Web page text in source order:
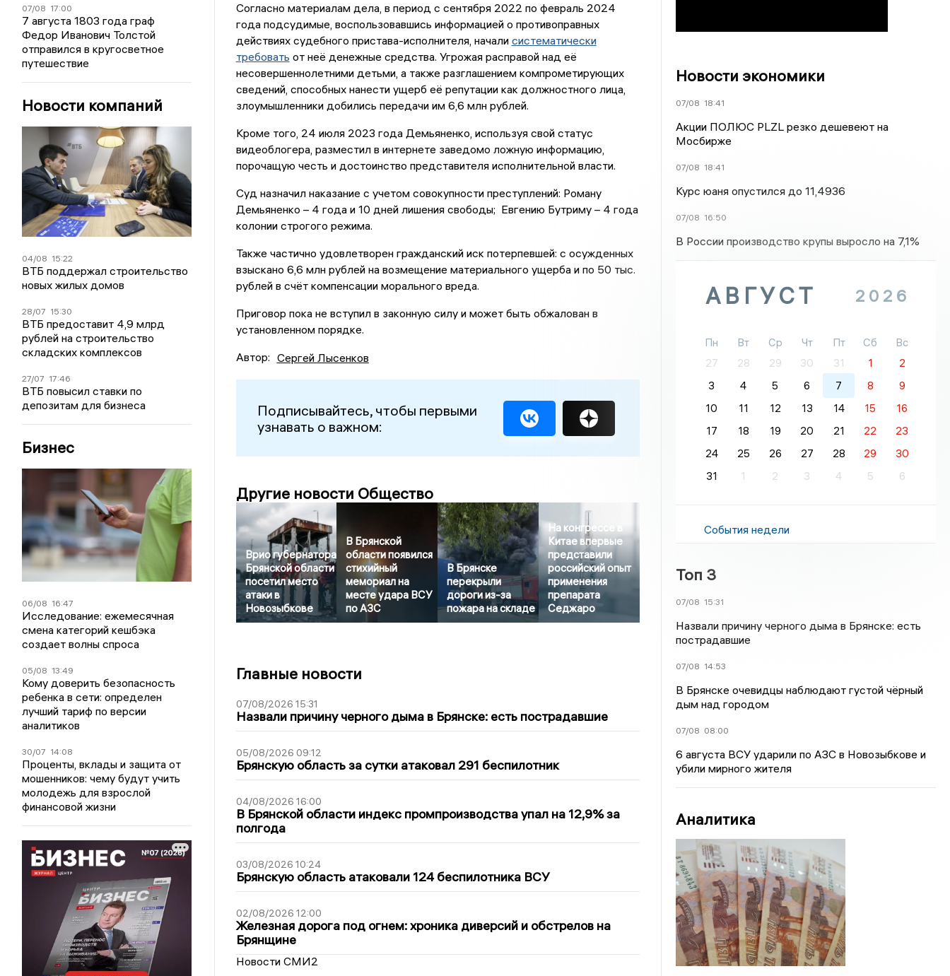
07/08 17:00
7 августа 1803 года граф
Федор Иванович Толстой
отправился в кругосветное
путешествие
Новости компаний
04/08 15:22
ВТБ поддержал строительство
новых жилых домов
28/07 15:30
ВТБ предоставит 4,9 млрд
рублей на строительство
складских комплексов
27/07 17:46
ВТБ повысил ставки по
депозитам для бизнеса
Бизнес
06/08 16:47
Исследование: ежемесячная
смена категорий кешбэка
создает волны спроса
05/08 13:49
Кому доверить безопасность
ребенка в сети: определен
лучший тариф по версии
аналитиков
30/07 14:08
Проценты, вклады и защита от
мошенников: чему будут учить
молодежь для взрослой
финансовой жизни
Согласно материалам дела, в период с сентября 2022 по февраль 2024
года подсудимые, воспользовавшись информацией о противоправных
действиях судебного пристава-исполнителя, начали систематически
требовать от неё денежные средства. Угрожая расправой над её
несовершеннолетними детьми, а также разглашением компрометирующих
сведений, способных нанести ущерб её репутации как должностного лица,
злоумышленники добились передачи им 6,6 млн рублей.
Кроме того, 24 июля 2023 года Демьяненко, используя свой статус
видеоблогера, разместил в интернете заведомо ложную информацию,
порочащую честь и достоинство представителя исполнительной власти.
Суд назначил наказание с учетом совокупности преступлений: Роману
Демьяненко – 4 года и 10 дней лишения свободы; Евгению Бутриму – 4 года
колонии строгого режима.
Также частично удовлетворен гражданский иск потерпевшей: с осужденных
взыскано 6,6 млн рублей на возмещение материального ущерба и по 50 тыс.
рублей в счёт компенсации морального вреда.
Приговор пока не вступил в законную силу и может быть обжалован в
установленном порядке.
Автор: Сергей Лысенков
Подписывайтесь, чтобы первыми
узнавать о важном:
Другие новости Общество
Врио губернатора
Брянской области
посетил место
атаки в
Новозыбкове
В Брянской
области появился
стихийный
мемориал на
месте удара ВСУ
по АЗС
В Брянске
перекрыли
дороги из-за
пожара на складе
На конгрессе в
Китае впервые
представили
российский опыт
применения
препарата
Седжаро
Главные новости
07/08/2026 15:31
Назвали причину черного дыма в Брянске: есть пострадавшие
05/08/2026 09:12
Брянскую область за сутки атаковал 291 беспилотник
04/08/2026 16:00
В Брянской области индекс промпроизводства упал на 12,9% за
полгода
03/08/2026 10:24
Брянскую область атаковали 124 беспилотника ВСУ
02/08/2026 12:00
Железная дорога под огнем: хроника диверсий и обстрелов на
Брянщине
Новости СМИ2
Новости экономики
07/08 18:41
Акции ПОЛЮС PLZL резко дешевеют на
Мосбирже
07/08 18:41
Курс юаня опустился до 11,4936
07/08 16:50
В России производство крупы выросло на 7,1%
АВГУСТ 2026
Пн Вт Ср Чт Пт Сб
Вс
27
28 29 30 31 1
2
3
4 5 6 7 8
9
10
11 12 13 14 15
16
17
18 19 20 21 22
23
24
25 26 27 28 29
30
31
1 2 3 4 5 6
События недели
Топ 3
07/08 15:31
Назвали причину черного дыма в Брянске: есть
пострадавшие
07/08 14:53
В Брянске очевидцы наблюдают густой чёрный
дым над городом
07/08 08:00
6 августа ВСУ ударили по АЗС в Новозыбкове и
убили мирного жителя
Аналитика